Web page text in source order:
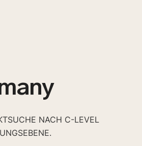
NACH C-LEVEL